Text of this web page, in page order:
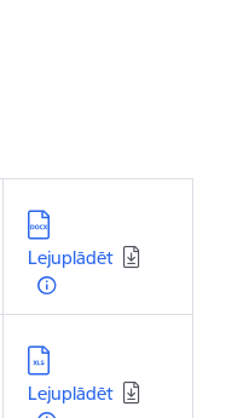
Lejupielādēt:
Lejuplādēt
Lejupielādēt:
Lejuplādēt